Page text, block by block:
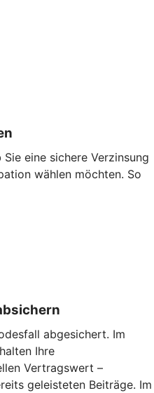
eine sichere Verzinsung
wählen möchten. So
abgesichert. Im
Ihre
Vertragswert –
geleisteten Beiträge. Im